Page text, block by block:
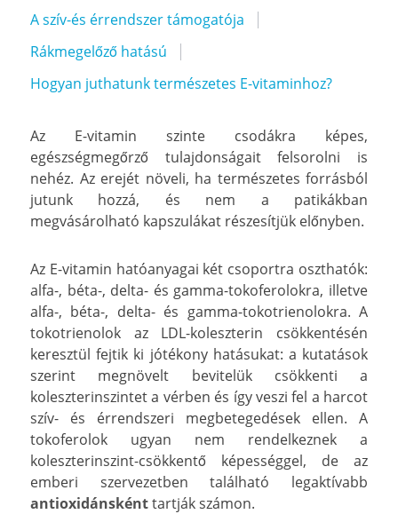
A szív-és érrendszer támogatója
Rákmegelőző hatású
Hogyan juthatunk természetes E-vitaminhoz?
Az E-vitamin szinte csodákra képes,
egészségmegőrző tulajdonságait felsorolni is
nehéz. Az erejét növeli, ha természetes forrásból
jutunk hozzá, és nem a patikákban
megvásárolható kapszulákat részesítjük előnyben.
Az E-vitamin hatóanyagai két csoportra oszthatók:
alfa-, béta-, delta- és gamma-tokoferolokra, illetve
alfa-, béta-, delta- és gamma-tokotrienolokra. A
tokotrienolok az LDL-koleszterin csökkentésén
keresztül fejtik ki jótékony hatásukat: a kutatások
szerint megnövelt bevitelük csökkenti a
koleszterinszintet a vérben és így veszi fel a harcot
szív- és érrendszeri megbetegedések ellen. A
tokoferolok ugyan nem rendelkeznek a
koleszterinszint-csökkentő képességgel, de az
emberi szervezetben található legaktívabb
antioxidánskénttartják számon.